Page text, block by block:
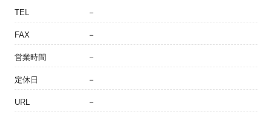
TEL －
FAX －
営業時間 －
定休日 －
URL －